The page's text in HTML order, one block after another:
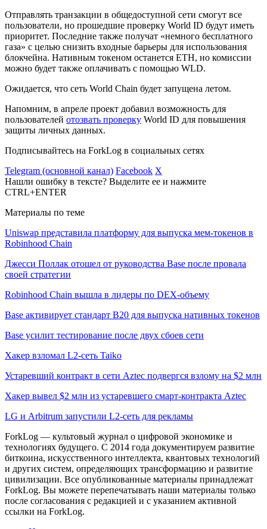
Отправлять транзакции в общедоступной сети смогут все
пользователи, но прошедшие проверку World ID будут иметь
приоритет. Последние также получат «немного бесплатного
газа» с целью снизить входные барьеры для использования
блокчейна. Нативным токеном останется ETH, но комиссии
можно будет также оплачивать с помощью WLD.
Ожидается, что сеть World Chain будет запущена летом.
Напомним, в апреле проект добавил возможность для
пользователей отозвать проверку World ID для повышения
защиты личных данных.
Подписывайтесь на ForkLog в социальных сетях
Telegram (основной канал) Facebook X
Нашли ошибку в тексте? Выделите ее и нажмите
CTRL+ENTER
Материалы по теме
Uniswap представила платформу для выпуска мем-токенов в
Robinhood Chain
Джесси Поллак отошел от руководства Base после провала
своей стратегии
Robinhood Chain вышла в лидеры по DEX-объему
Base активирует стандарт B20 для выпуска нативных токенов
Base усилит тестирование после двух сбоев сети
Хакер взломал L2-сеть Taiko
Устаревший контракт в сети Aztec подвергся взлому на $2 млн
Хакер вывел $2 млн из устаревшего смарт-контракта Aztec
LG и Arbitrum запустили L2-сеть для рекламы
ForkLog — культовый журнал о цифровой экономике и
технологиях будущего. С 2014 года документируем развитие
биткоина, искусственного интеллекта, квантовых технологий
и других систем, определяющих трансформацию и развитие
цивилизации. Все опубликованные материалы принадлежат
ForkLog. Вы можете перепечатывать наши материалы только
после согласования с редакцией и с указанием активной
ссылки на ForkLog.